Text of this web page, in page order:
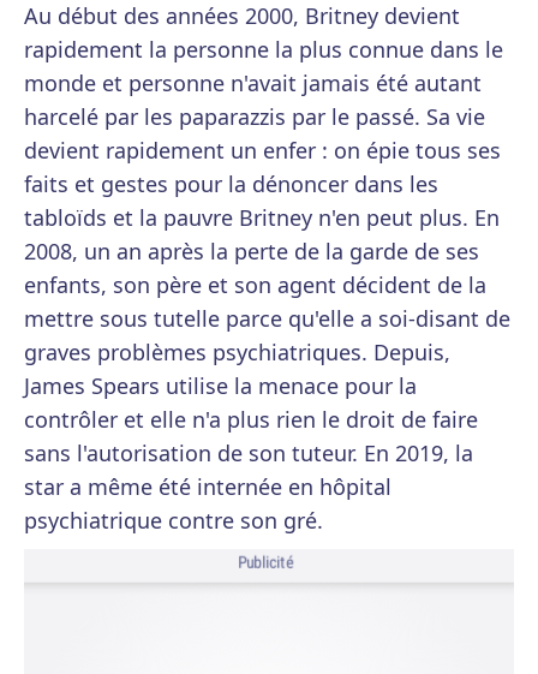
Au début des années 2000, Britney devient
rapidement la personne la plus connue dans le
monde et personne n'avait jamais été autant
harcelé par les paparazzis par le passé. Sa vie
devient rapidement un enfer : on épie tous ses
faits et gestes pour la dénoncer dans les
tabloïds et la pauvre Britney n'en peut plus. En
2008, un an après la perte de la garde de ses
enfants, son père et son agent décident de la
mettre sous tutelle parce qu'elle a soi-disant de
graves problèmes psychiatriques. Depuis,
James Spears utilise la menace pour la
contrôler et elle n'a plus rien le droit de faire
sans l'autorisation de son tuteur. En 2019, la
star a même été internée en hôpital
psychiatrique contre son gré.
Publicité